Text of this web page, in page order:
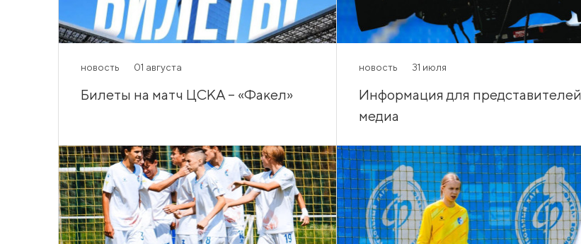
новость 01 августа
Билеты на матч ЦСКА – «Факел»
новость 31 июля
Информация для представителей
медиа